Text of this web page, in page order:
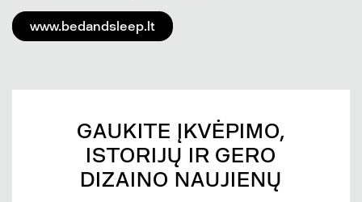
www.bedandsleep.lt
GAUKITE ĮKVĖPIMO,
ISTORIJŲ IR GERO
DIZAINO NAUJIENŲ